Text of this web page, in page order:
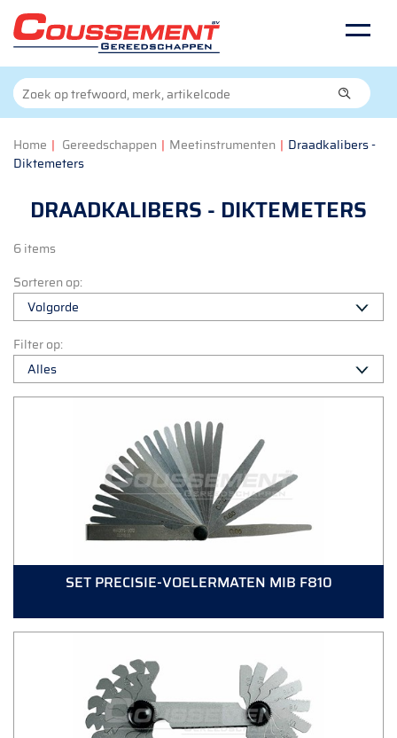
Home | Gereedschappen | Meetinstrumenten | Draadkalibers -
Diktemeters
DRAADKALIBERS - DIKTEMETERS
6 items
Sorteren op:
Filter op:
SET PRECISIE-VOELERMATEN MIB F810